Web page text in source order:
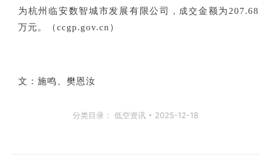
为杭州临安数智城市发展有限公司 ，成交金额为 207.68
万元。（ccgp.gov.cn）
文：施鸣、樊恩汝
分类目录： 低空资讯 2025-12-18